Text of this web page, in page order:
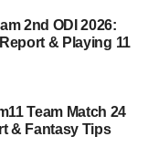
2nd ODI 2026:
& Playing 11
Team Match 24
& Fantasy Tips